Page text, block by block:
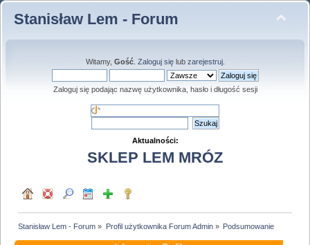
Stanisław Lem - Forum
Witamy, Gość. Zaloguj sięlub zarejestruj.
Zaloguj się podając nazwę użytkownika, hasło i długość sesji
Aktualności:
SKLEP LEM MRÓZ
Stanisław Lem - Forum » Profil użytkownika Forum Admin» Podsumowanie